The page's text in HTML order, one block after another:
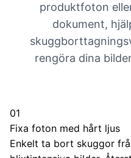
produktfoton
dokument,
rengöra dina
01
Fixa foton med hårt ljus
Enkelt ta bort skuggor